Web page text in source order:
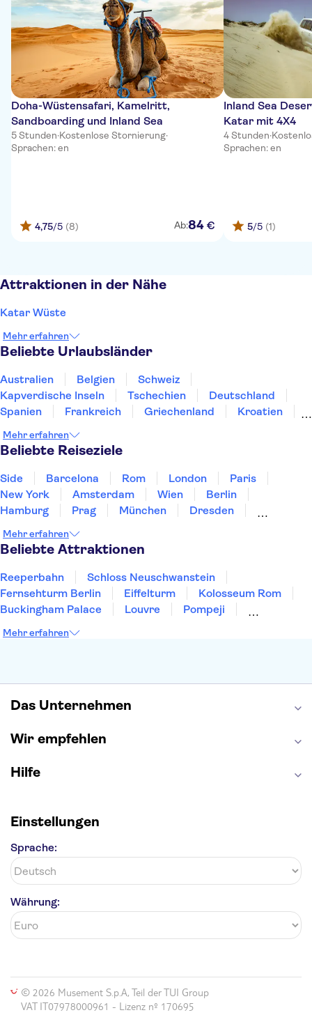
Doha-Wüstensafari, Kamelritt,
Sandboarding und Inland Sea
5 Stunden·Kostenlose Stornierung·
Sprachen: en
4,75/5 (8) Ab:84 €
Inland Sea
Katar mit 4X4
4 Stunden·
Sprachen: en
5/5 (1)
Attraktionen in der Nähe
Katar Wüste
Mehr erfahren
Beliebte Urlaubsländer
Australien Belgien
Schweiz
Kapverdische Inseln
Tschechien
Deutschland
Spanien
Frankreich Griechenland
Kroatien
Norwegen
Polen
Mehr erfahren
Beliebte Reiseziele
Side Barcelona Rom London
Paris
New York
Amsterdam Wien
Berlin
Hamburg
Prag München
Dresden
Heidelberg
Bremen
Mehr erfahren
Beliebte Attraktionen
Reeperbahn
Schloss Neuschwanstein
Fernsehturm Berlin
Eiffelturm
Kolosseum Rom
Buckingham Palace
Louvre
Pompeji
Moulin Rouge
Mehr erfahren
Das Unternehmen
Wir empfehlen
Hilfe
Einstellungen
Sprache:
Währung:
© 2026 Musement S.p.A, Teil der TUI Group
VAT IT07978000961 - Lizenz nº 170695